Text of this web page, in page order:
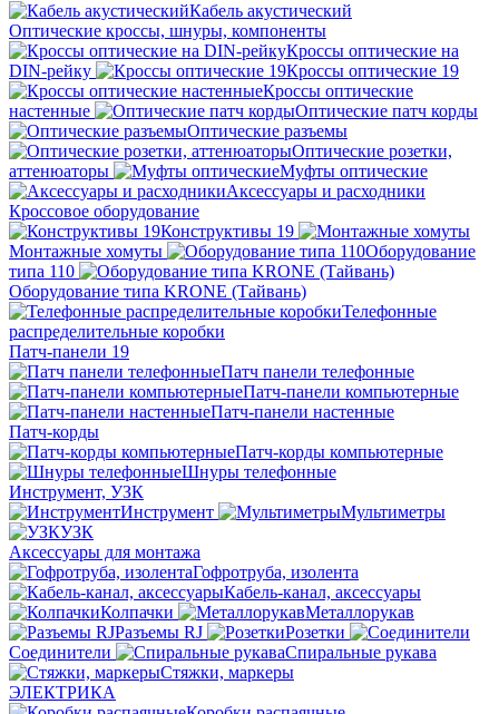
Кабель акустический
Оптические кроссы, шнуры, компоненты
Кроссы оптические на
DIN-рейку
Кроссы оптические 19
Кроссы оптические
настенные
Оптические патч корды
Оптические разъемы
Оптические розетки,
аттенюаторы
Муфты оптические
Аксессуары и расходники
Кроссовое оборудование
Конструктивы 19
Монтажные хомуты
Оборудование
типа 110
Оборудование типа KRONE (Тайвань)
Телефонные
распределительные коробки
Патч-панели 19
Патч панели телефонные
Патч-панели компьютерные
Патч-панели настенные
Патч-корды
Патч-корды компьютерные
Шнуры телефонные
Инструмент, УЗК
Инструмент
Мультиметры
УЗК
Аксессуары для монтажа
Гофротруба, изолента
Кабель-канал, аксессуары
Колпачки
Металлорукав
Разъемы RJ
Розетки
Соединители
Спиральные рукава
Стяжки, маркеры
ЭЛЕКТРИКА